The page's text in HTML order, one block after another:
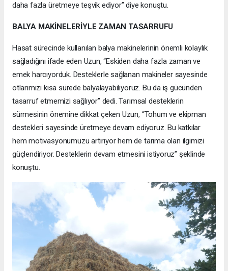
daha fazla üretmeye teşvik ediyor” diye konuştu.
BALYA MAKİNELERİYLE ZAMAN TASARRUFU
Hasat sürecinde kullanılan balya makinelerinin önemli kolaylık
sağladığını ifade eden Uzun, “Eskiden daha fazla zaman ve
emek harcıyorduk. Desteklerle sağlanan makineler sayesinde
otlarımızı kısa sürede balyalayabiliyoruz. Bu da iş gücünden
tasarruf etmemizi sağlıyor” dedi. Tarımsal desteklerin
sürmesinin önemine dikkat çeken Uzun, “Tohum ve ekipman
destekleri sayesinde üretmeye devam ediyoruz. Bu katkılar
hem motivasyonumuzu artırıyor hem de tarıma olan ilgimizi
güçlendiriyor. Desteklerin devam etmesini istiyoruz” şeklinde
konuştu.